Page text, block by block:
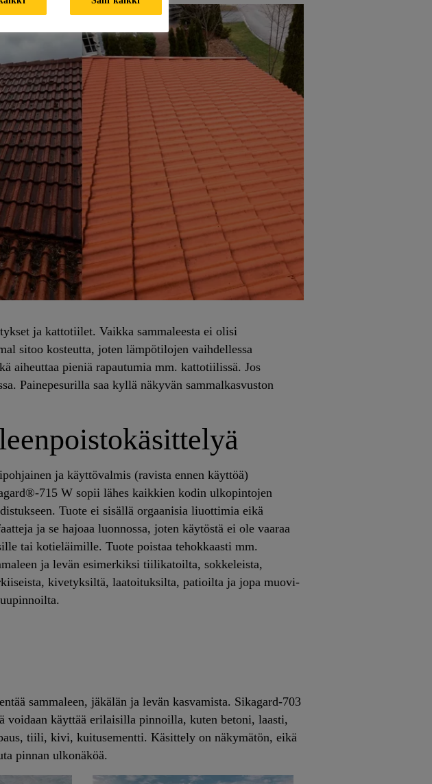
ja kattotiilet. Vaikka sammaleesta ei olisi
sitoo kosteutta, joten lämpötilojen vaihdellessa
aiheuttaa pieniä rapautumia mm. kattotiilissä. Jos
Painepesurilla saa kyllä näkyvän sammalkasvuston
ja käyttövalmis (ravista ennen käyttöä)
715 W sopii lähes kaikkien kodin ulkopintojen
Tuote ei sisällä orgaanisia liuottimia eikä
ja se hajoaa luonnossa, joten käytöstä ei ole vaaraa
tai kotieläimille. Tuote poistaa tehokkaasti mm.
ja levän esimerkiksi tiilikatoilta, sokkeleista,
kivetyksiltä, laatoituksilta, patioilta ja jopa muovi-
pinnan ulkonäköä.